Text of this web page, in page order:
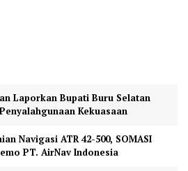
Laporkan Bupati Buru Selatan
Kekuasaan
Navigasi ATR 42-500, SOMASI
PT. AirNav Indonesia